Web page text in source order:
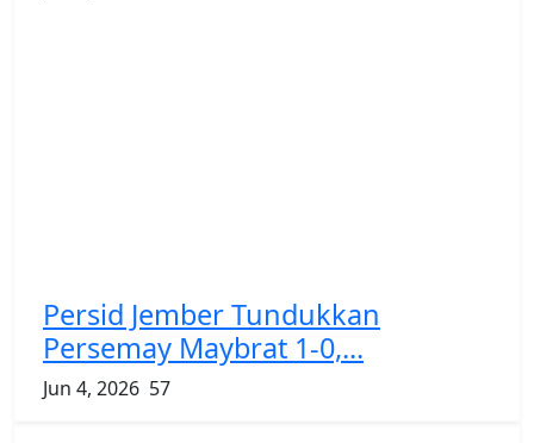
Persid Jember Tundukkan
Persemay Maybrat 1-0,...
Jun 4, 2026 57